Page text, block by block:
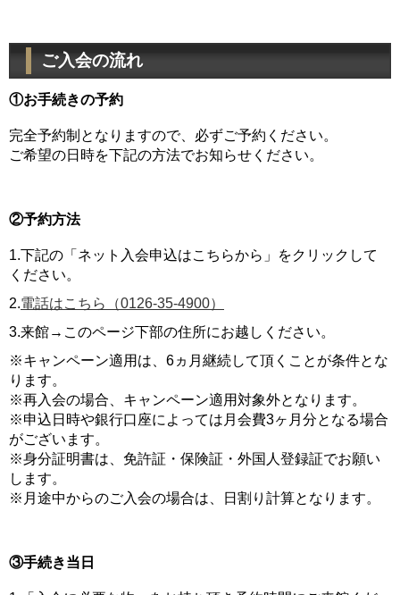
ご入会の流れ
①お手続きの予約
完全予約制となりますので、必ずご予約ください。
ご希望の日時を下記の方法でお知らせください。
②予約方法
1.下記の「ネット入会申込はこちらから」をクリックして
ください。
2.電話はこちら（0126-35-4900）
3.来館→このページ下部の住所にお越しください。
※キャンペーン適用は、6ヵ月継続して頂くことが条件とな
ります。
※再入会の場合、キャンペーン適用対象外となります。
※申込日時や銀行口座によっては月会費3ヶ月分となる場合
がございます。
※身分証明書は、免許証・保険証・外国人登録証でお願い
します。
※月途中からのご入会の場合は、日割り計算となります。
③手続き当日